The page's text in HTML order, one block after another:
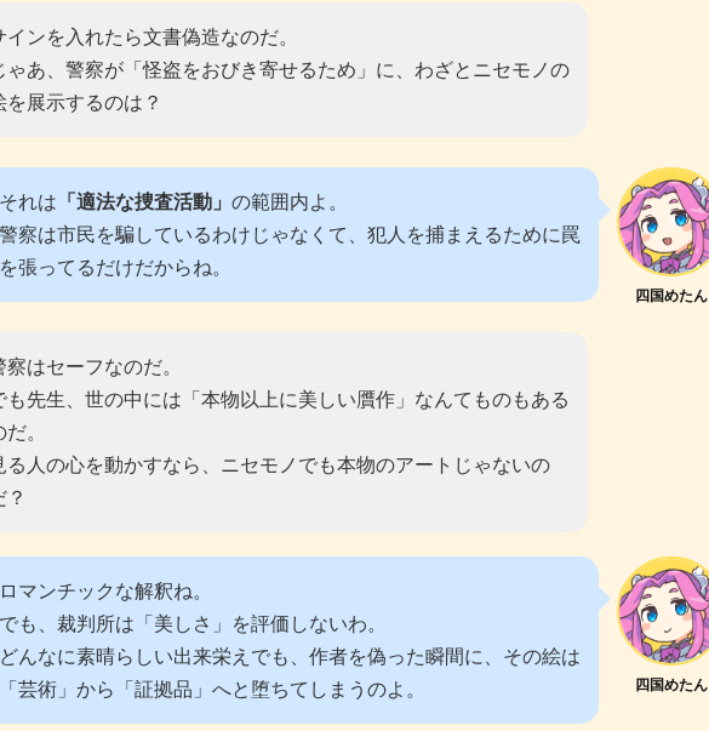
インを入れたら文書偽造なのだ。
ゃあ、警察が「怪盗をおびき寄せるため」に、わざとニセモノの
を展示するのは？
四国めたん
それは 「適法な捜査活動」 の範囲内よ。
警察は市民を騙しているわけじゃなくて、犯人を捕まえるために罠
を張ってるだけだからね。
察はセーフなのだ。
も先生、世の中には「本物以上に美しい贋作」なんてものもある
。
る人の心を動かすなら、ニセモノでも本物のアートじゃないの
？
四国めたん
ロマンチックな解釈ね。
でも、裁判所は「美しさ」を評価しないわ。
どんなに素晴らしい出来栄えでも、作者を偽った瞬間に、その絵は
「芸術」から「証拠品」へと堕ちてしまうのよ。